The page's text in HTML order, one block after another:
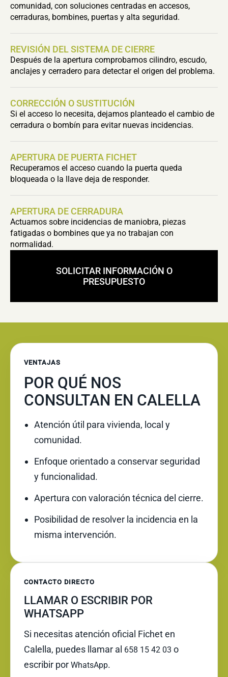
comunidad, con soluciones centradas en accesos,
cerraduras, bombines, puertas y alta seguridad.
REVISIÓN DEL SISTEMA DE CIERRE
Después de la apertura comprobamos cilindro, escudo,
anclajes y cerradero para detectar el origen del problema.
CORRECCIÓN O SUSTITUCIÓN
Si el acceso lo necesita, dejamos planteado el cambio de
cerradura o bombín para evitar nuevas incidencias.
APERTURA DE PUERTA FICHET
Recuperamos el acceso cuando la puerta queda
bloqueada o la llave deja de responder.
APERTURA DE CERRADURA
Actuamos sobre incidencias de maniobra, piezas
fatigadas o bombines que ya no trabajan con
normalidad.
SOLICITAR INFORMACIÓN O
PRESUPUESTO
VENTAJAS
POR QUÉ NOS
CONSULTAN EN CALELLA
Atención útil para vivienda, local y
comunidad.
Enfoque orientado a conservar seguridad
y funcionalidad.
Apertura con valoración técnica del cierre.
Posibilidad de resolver la incidencia en la
misma intervención.
CONTACTO DIRECTO
LLAMAR O ESCRIBIR POR
WHATSAPP
Si necesitas atención oficial Fichet en
Calella, puedes llamar al 658 15 42 03 o
escribir por WhatsApp.